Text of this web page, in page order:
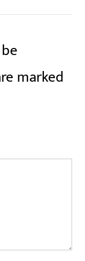
marked